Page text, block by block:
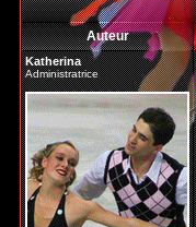
Auteur
Katherina
Administratrice